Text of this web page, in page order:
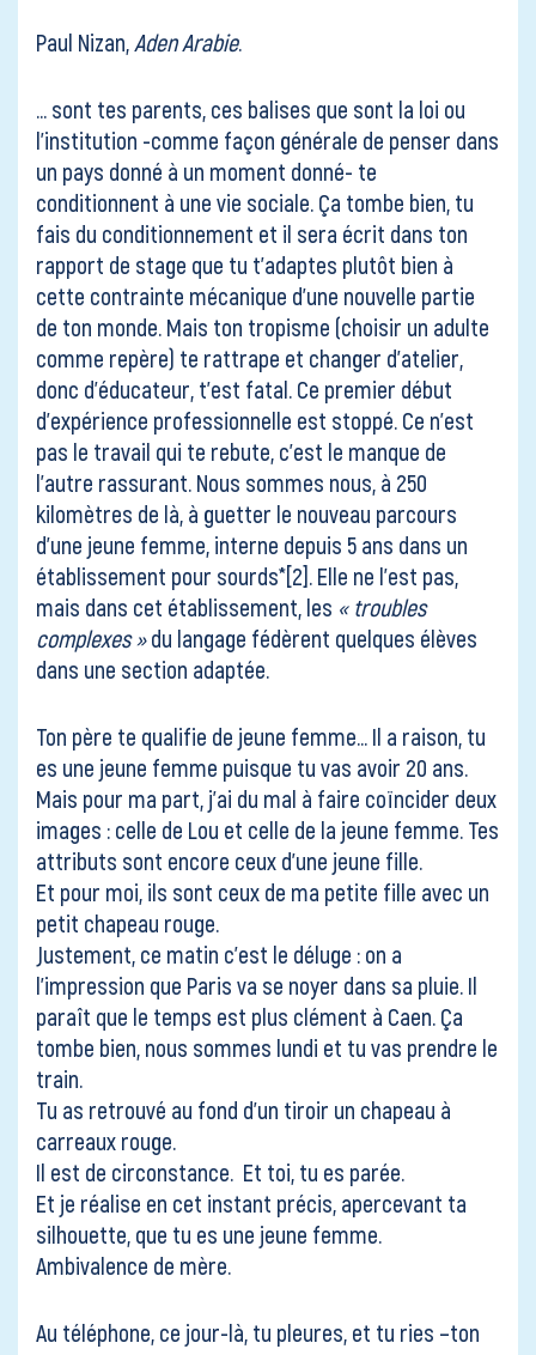
Paul Nizan, Aden Arabie.
… sont tes parents, ces balises que sont la loi ou
l’institution -comme façon générale de penser dans
un pays donné à un moment donné- te
conditionnent à une vie sociale. Ça tombe bien, tu
fais du conditionnement et il sera écrit dans ton
rapport de stage que tu t’adaptes plutôt bien à
cette contrainte mécanique d’une nouvelle partie
de ton monde. Mais ton tropisme (choisir un adulte
comme repère) te rattrape et changer d’atelier,
donc d’éducateur, t’est fatal. Ce premier début
d’expérience professionnelle est stoppé. Ce n’est
pas le travail qui te rebute, c’est le manque de
l’autre rassurant. Nous sommes nous, à 250
kilomètres de là, à guetter le nouveau parcours
d’une jeune femme, interne depuis 5 ans dans un
établissement pour sourds*[2] . Elle ne l’est pas,
mais dans cet établissement, les « troubles
complexes »du langage fédèrent quelques élèves
dans une section adaptée.
Ton père te qualifie de jeune femme… Il a raison, tu
es une jeune femme puisque tu vas avoir 20 ans.
Mais pour ma part, j’ai du mal à faire coïncider deux
images : celle de Lou et celle de la jeune femme. Tes
attributs sont encore ceux d’une jeune fille.
Et pour moi, ils sont ceux de ma petite fille avec un
petit chapeau rouge.
Justement, ce matin c’est le déluge : on a
l’impression que Paris va se noyer dans sa pluie. Il
paraît que le temps est plus clément à Caen. Ça
tombe bien, nous sommes lundi et tu vas prendre le
train.
Tu as retrouvé au fond d’un tiroir un chapeau à
carreaux rouge.
Il est de circonstance. Et toi, tu es parée.
Et je réalise en cet instant précis, apercevant ta
silhouette, que tu es une jeune femme.
Ambivalence de mère.
Au téléphone, ce jour-là, tu pleures, et tu ries –ton